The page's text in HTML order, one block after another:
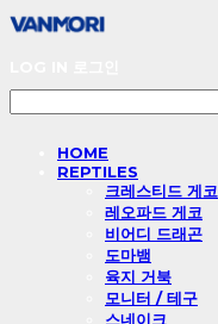
HOME
REPTILES
크레스티드 게코
레오파드 게코
비어디 드래곤
도마뱀
육지 거북
모니터 / 테구
스네이크